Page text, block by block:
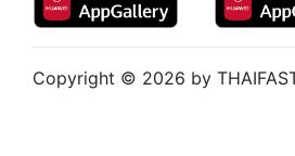
Copyright © 2026 by